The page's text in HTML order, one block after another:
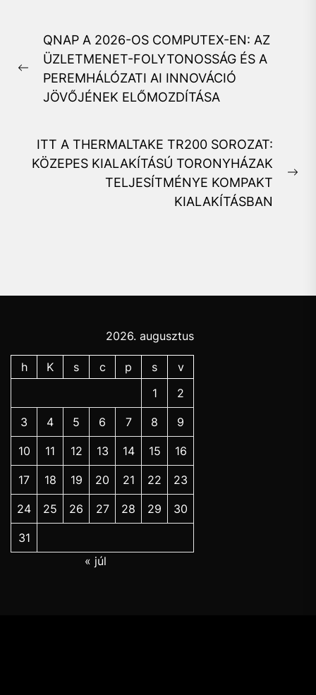
navigáció
Previous
post:
QNAP A 2026-OS COMPUTEX-EN: AZ
ÜZLETMENET-FOLYTONOSSÁG ÉS A
PEREMHÁLÓZATI AI INNOVÁCIÓ
JÖVŐJÉNEK ELŐMOZDÍTÁSA
ITT A THERMALTAKE TR200 SOROZAT:
KÖZEPES KIALAKÍTÁSÚ TORONYHÁZAK
TELJESÍTMÉNYE KOMPAKT
KIALAKÍTÁSBAN
2026. augusztus
h K s c p s
v
1
2
3 4 5 6 7 8 9
10 11 12 13 14 15 16
17 18 19 20 21 22 23
24 25 26 27 28 29 30
31
« júl